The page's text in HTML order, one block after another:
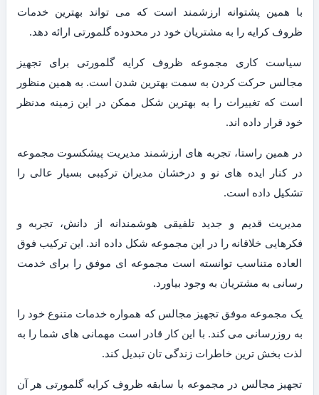
با همین پشتوانه ارزشمند است که می تواند بهترین خدمات
ظروف کرایه را به مشتریان خود در محدوده گلمورتی ارائه دهد.
سیاست کاری مجموعه ظروف کرایه گلمورتی برای تجهیز
مجالس حرکت کردن به سمت بهترین شدن است. به همین منظور
است که تغییرات را به بهترین شکل ممکن در این زمینه مدنظر
خود قرار داده اند.
در همین راستا، تجربه های ارزشمند مدیریت پیشکسوت مجموعه
در کنار ایده های نو و درخشان مدیران ترکیبی بسیار عالی را
تشکیل داده است.
مدیریت قدیم و جدید تلفیقی هوشمندانه از دانش، تجربه و
فکرهایی خلاقانه را در این مجموعه شکل داده اند. این ترکیب فوق
العاده متناسب توانسته است مجموعه ای موفق را برای خدمت
رسانی به مشتریان به وجود بیاورد.
یک مجموعه موفق تجهیز مجالس که همواره خدمات متنوع خود را
به روزرسانی می کند. با این کار قادر است مهمانی های شما را به
لذت بخش ترین خاطرات زندگی تان تبدیل کند.
تجهیز مجالس در مجموعه با سابقه ظروف کرایه گلمورتی هر آن